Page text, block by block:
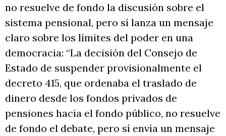
no resuelve de fondo la discusión sobre el
sistema pensional, pero sí lanza un mensaje
claro sobre los límites del poder en una
democracia: “La decisión del Consejo de
Estado de suspender provisionalmente el
decreto 415, que ordenaba el traslado de
dinero desde los fondos privados de
pensiones hacia el fondo público, no resuelve
de fondo el debate, pero sí envía un mensaje